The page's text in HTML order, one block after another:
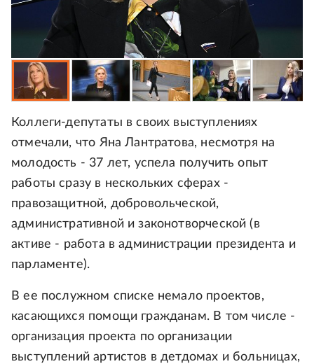
Коллеги-депутаты в своих выступлениях
отмечали, что Яна Лантратова, несмотря на
молодость - 37 лет, успела получить опыт
работы сразу в нескольких сферах -
правозащитной, добровольческой,
административной и законотворческой (в
активе - работа в администрации президента и
парламенте).
В ее послужном списке немало проектов,
касающихся помощи гражданам. В том числе -
организация проекта по организации
выступлений артистов в детдомах и больницах,